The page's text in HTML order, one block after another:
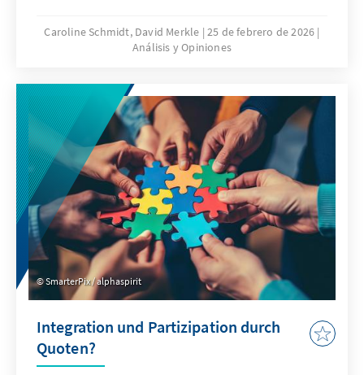
seine Grenzen, was die gezielte Anwerbung
ausländischer Fach- und Arbeitskräfte auf
Deutschland und Europa könnte mit China ein
neuer Wettbewerber im globalen Wettbewerb
um Talente entstehen.
Caroline Schmidt, David Merkle 25 de febrero de 2026
Análisis y Opiniones
SmarterPix / alphaspirit
Integration und Partizipation durch
Quoten?